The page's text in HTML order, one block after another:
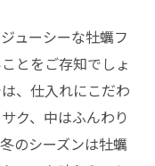
ューシーな牡蠣フ
とをご存知でしょ
、仕入れにこだわ
ク、中はふんわり
のシーズンは牡蠣